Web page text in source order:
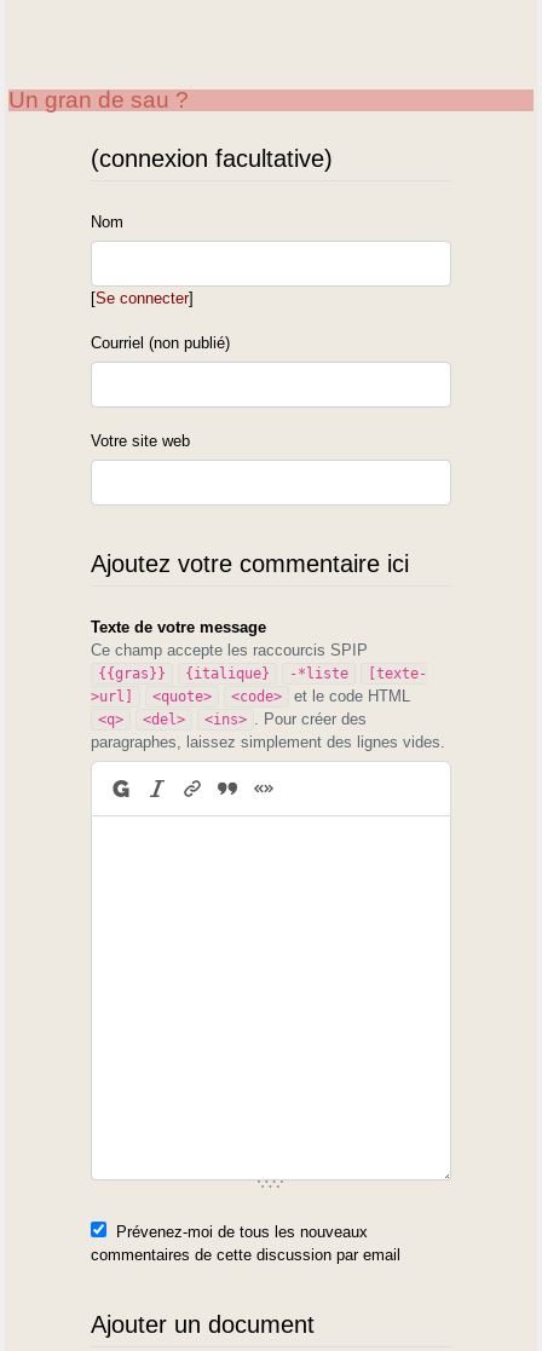
Un gran de sau ?
(connexion facultative)
Nom
[Se connecter]
Courriel (non publié)
Votre site web
Ajoutez votre commentaire ici
Texte de votre message
Ce champ accepte les raccourcis SPIP
{{gras}} {italique} -*liste
[texte-
>url]
<quote> <code> et le code HTML
<q> <del> <ins>
. Pour créer des
paragraphes, laissez simplement des lignes vides.
Prévenez-moi de tous les nouveaux
commentaires de cette discussion par email
Ajouter un document